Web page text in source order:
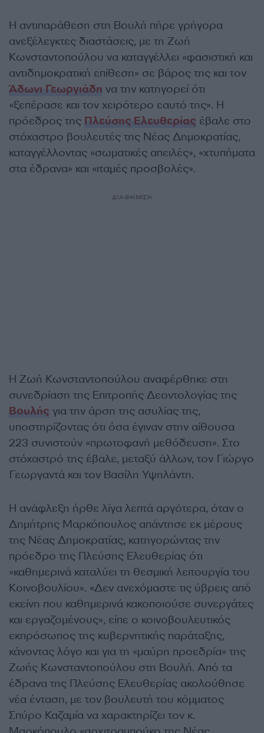
Η αντιπαράθεση στη Βουλή πήρε γρήγορα
ανεξέλεγκτες διαστάσεις, με τη Ζωή
Κωνσταντοπούλου να καταγγέλλει «φασιστική και
αντιδημοκρατική επίθεση» σε βάρος της και τον
Άδωνι Γεωργιάδη να την κατηγορεί ότι
«ξεπέρασε και τον χειρότερο εαυτό της». Η
πρόεδρος της Πλεύσης Ελευθερίας έβαλε στο
στόχαστρο βουλευτές της Νέας Δημοκρατίας,
καταγγέλλοντας «σωματικές απειλές», «χτυπήματα
στα έδρανα» και «ιταμές προσβολές».
ΔΙΑΦΗΜΙΣΗ
Η Ζωή Κωνσταντοπούλου αναφέρθηκε στη
συνεδρίαση της Επιτροπής Δεοντολογίας της
Βουλής για την άρση της ασυλίας της,
υποστηρίζοντας ότι όσα έγιναν στην αίθουσα
223 συνιστούν «πρωτοφανή μεθόδευση». Στο
στόχαστρό της έβαλε, μεταξύ άλλων, τον Γιώργο
Γεωργαντά και τον Βασίλη Υψηλάντη.
Η ανάφλεξη ήρθε λίγα λεπτά αργότερα, όταν ο
Δημήτρης Μαρκόπουλος απάντησε εκ μέρους
της Νέας Δημοκρατίας, κατηγορώντας την
πρόεδρο της Πλεύσης Ελευθερίας ότι
«καθημερινά καταλύει τη θεσμική λειτουργία του
Κοινοβουλίου». «Δεν ανεχόμαστε τις ύβρεις από
εκείνη που καθημερινά κακοποιούσε συνεργάτες
και εργαζομένους», είπε ο κοινοβουλευτικός
εκπρόσωπος της κυβερνητικής παράταξης,
κάνοντας λόγο και για τη «μαύρη προεδρία» της
Ζωής Κωνσταντοπούλου στη Βουλή. Από τα
έδρανα της Πλεύσης Ελευθερίας ακολούθησε
νέα ένταση, με τον βουλευτή του κόμματος
Σπύρο Καζαμία να χαρακτηρίζει τον κ.